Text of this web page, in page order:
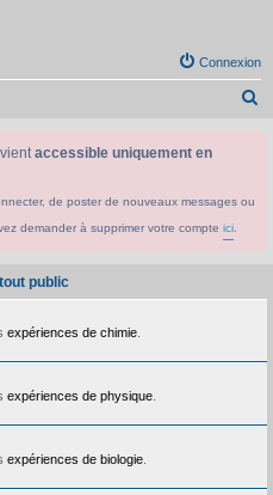
Connexion
h
accessible uniquement en
de poster de nouveaux messages ou
demander à supprimer votre compte ici
public
expériences de chimie
expériences de physique
expériences de biologie